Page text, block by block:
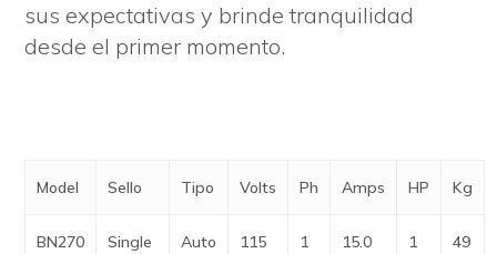
sus expectativas y brinde tranquilidad
desde el primer momento.
Model Sello Tipo Volts Ph Amps HP Kg
BN270 Single Auto 115 1 15.0 1 49